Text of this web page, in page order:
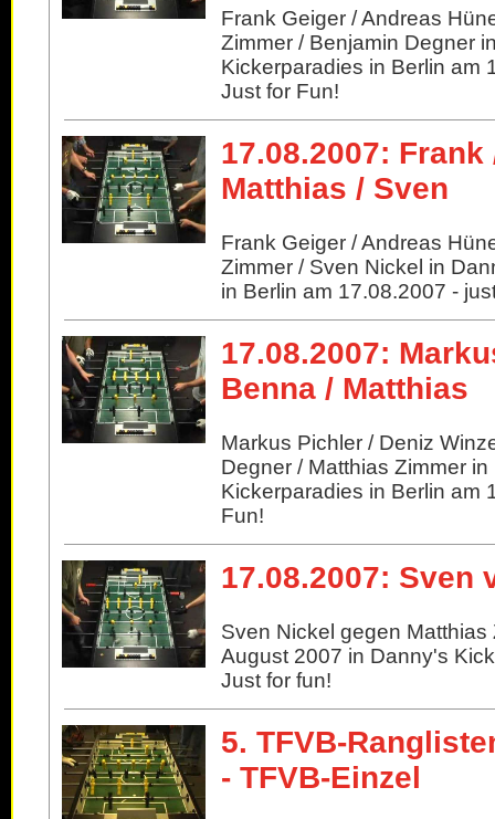
Frank Geiger / Andreas
Zimmer / Benjamin Degner
Kickerparadies in Berlin am
Just for Fun!
17.08.2007:
Matthias / Sven
Frank Geiger / Andreas
Zimmer / Sven Nickel in
in Berlin am 17.08.2007 -
17.08.2007:
Benna / Matthias
Markus Pichler / Deniz
Degner / Matthias Zimmer
Kickerparadies in Berlin am
Fun!
17.08.2007: Sven
Sven Nickel gegen Matthias
August 2007 in Danny's
Just for fun!
5. TFVB-
- TFVB-Einzel